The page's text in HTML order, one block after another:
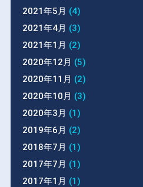
2021年5月 (4)
2021年4月 (3)
2021年1月 (2)
2020年12月 (5)
2020年11月 (2)
2020年10月 (3)
2020年3月 (1)
2019年6月 (2)
2018年7月 (1)
2017年7月 (1)
2017年1月 (1)